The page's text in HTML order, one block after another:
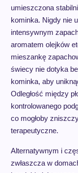
umieszczona
kominka. Nigdy nie
intensywnym
aromatem olejków
mieszankę
świecy nie dotyka
kominka, aby
Odległość między
kontrolowanego
co mogłoby
terapeutyczne.
Alternatywnym i
zwłaszcza w